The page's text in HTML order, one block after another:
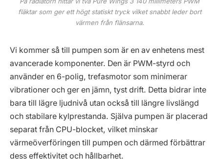
fläktar som ger ett högt statiskt tryck vilket snabbt leder bort
värmen från flänsarna.
Vi kommer så till pumpen som är en av enhetens mest
avancerade komponenter. Den är PWM-styrd och
använder en 6-polig, trefasmotor som minimerar
vibrationer och ger en jämn, tyst drift. Detta bidrar inte
bara till lägre ljudnivå utan också till längre livslängd
och stabilare kylprestanda. Själva pumpen är placerad
separat från CPU-blocket, vilket minskar
värmeöverföringen till pumpen och därmed förbättrar
dess effektivitet och hållbarhet.